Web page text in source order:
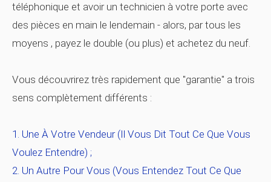
téléphonique et avoir un technicien à votre porte avec
des pièces en main le lendemain - alors, par tous les
moyens , payez le double (ou plus) et achetez du neuf.
Vous découvrirez très rapidement que "garantie" a trois
sens complètement différents :
Une À Votre Vendeur (il Vous Dit Tout Ce Que Vous
Voulez Entendre) ;
Un Autre Pour Vous (vous Entendez Tout Ce Que